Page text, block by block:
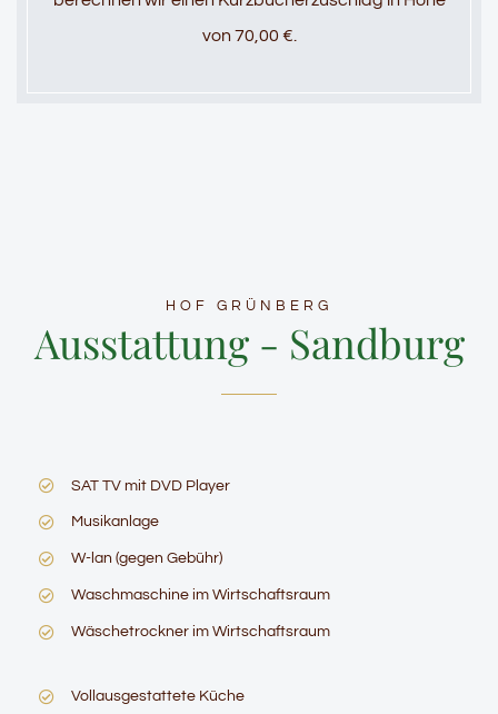
von 70,00 €.
HOF GRÜNBERG
Ausstattung - Sandburg
SAT TV mit DVD Player
Musikanlage
W-lan (gegen Gebühr)
Waschmaschine im Wirtschaftsraum
Wäschetrockner im Wirtschaftsraum
Vollausgestattete Küche